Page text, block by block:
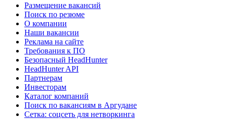
Размещение вакансий
Поиск по резюме
О компании
Наши вакансии
Реклама на сайте
Требования к ПО
Безопасный HeadHunter
HeadHunter API
Партнерам
Инвесторам
Каталог компаний
Поиск по вакансиям в Аргудане
Сетка: соцсеть для нетворкинга